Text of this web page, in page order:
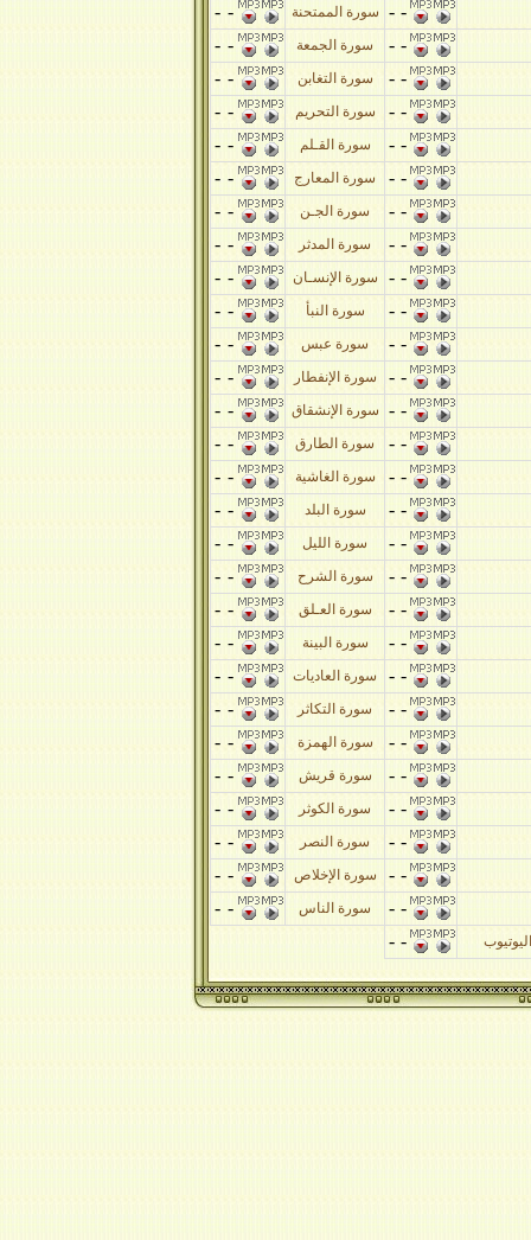
- - سورة الممتحنة - -
- - سورة الجمعة - -
- - سورة التغابن - -
- - سورة التحريم - -
- - سورة القـلم - -
- - سورة المعارج - -
- - سورة الجـن - -
- - سورة المدثر - -
- - سورة الإنسـان - -
- - سورة النبأ - -
- - سورة عبس - -
- - سورة الإنفطار - -
- - سورة الإنشقاق - -
- - سورة الطارق - -
- - سورة الغاشية - -
- - سورة البلد - -
- - سورة الليل - -
- - سورة الشرح - -
- - سورة العـلق - -
- - سورة البينة - -
- - سورة العاديات - -
- - سورة التكاثر - -
- - سورة الهمزة - -
- - سورة قريش - -
- - سورة الكوثر - -
- - سورة النصر - -
- - سورة الإخلاص - -
- - سورة الناس - -
- -